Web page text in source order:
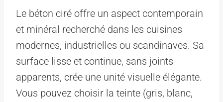
Le béton ciré offre un aspect contemporain
et minéral recherché dans les cuisines
modernes, industrielles ou scandinaves. Sa
surface lisse et continue, sans joints
apparents, crée une unité visuelle élégante.
Vous pouvez choisir la teinte (gris, blanc,